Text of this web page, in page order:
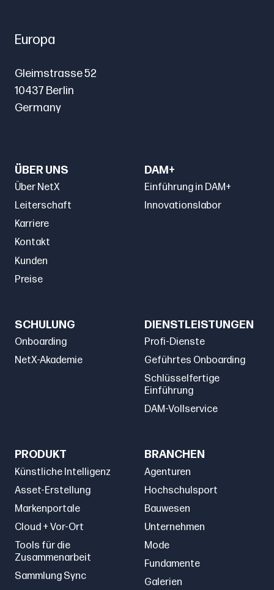
Europa
Gleimstrasse 52
10437 Berlin
Germany
ÜBER UNS
Über NetX
Leiterschaft
Karriere
Kontakt
Kunden
Preise
DAM+
Einführung in DAM+
Innovationslabor
SCHULUNG
Onboarding
NetX-Akademie
DIENSTLEISTUNGEN
Profi-Dienste
Geführtes Onboarding
Schlüsselfertige
Einführung
DAM-Vollservice
PRODUKT
Künstliche Intelligenz
Asset-Erstellung
Markenportale
Cloud + Vor-Ort
Tools für die
Zusammenarbeit
Sammlung Sync
BRANCHEN
Agenturen
Hochschulsport
Bauwesen
Unternehmen
Mode
Fundamente
Galerien